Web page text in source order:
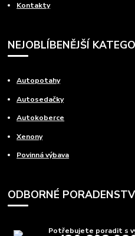
Kontakty
NEJOBLÍBENĚJŠÍ
Autopotahy
Autosedačky
Autokoberce
Xenony
Povinná výbava
ODBORNÉ
Potřebujete poradit s